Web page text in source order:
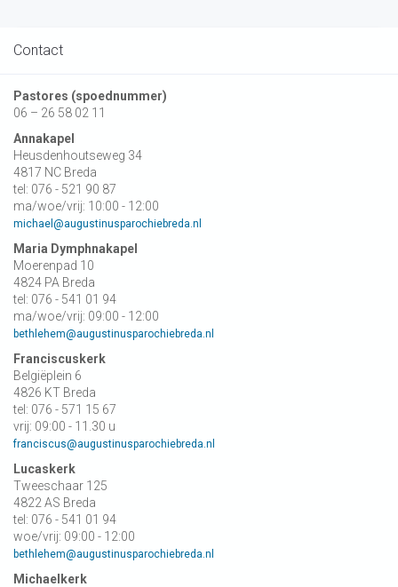
Contact
Pastores (spoednummer)
06 – 26 58 02 11
Annakapel
Heusdenhoutseweg 34
4817 NC Breda
tel: 076 - 521 90 87
ma/woe/vrij: 10:00 - 12:00
michael@augustinusparochiebreda.nl
Maria Dymphnakapel
Moerenpad 10
4824 PA Breda
tel: 076 - 541 01 94
ma/woe/vrij: 09:00 - 12:00
bethlehem@augustinusparochiebreda.nl
Franciscuskerk
Belgiëplein 6
4826 KT Breda
tel: 076 - 571 15 67
vrij: 09:00 - 11.30 u
franciscus@augustinusparochiebreda.nl
Lucaskerk
Tweeschaar 125
4822 AS Breda
tel: 076 - 541 01 94
woe/vrij: 09:00 - 12:00
bethlehem@augustinusparochiebreda.nl
Michaelkerk